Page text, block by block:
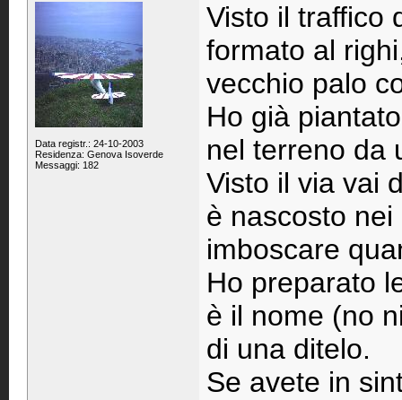
Data registr.: 24-10-2003
Residenza: Genova Isoverde
Messaggi: 182
Visto il traffico
formato al
vecchio palo
Ho già
nel terreno da
Visto il via vai
è nascosto
imboscare
Ho preparato
è il nome (no
di una ditelo.
Se avete in